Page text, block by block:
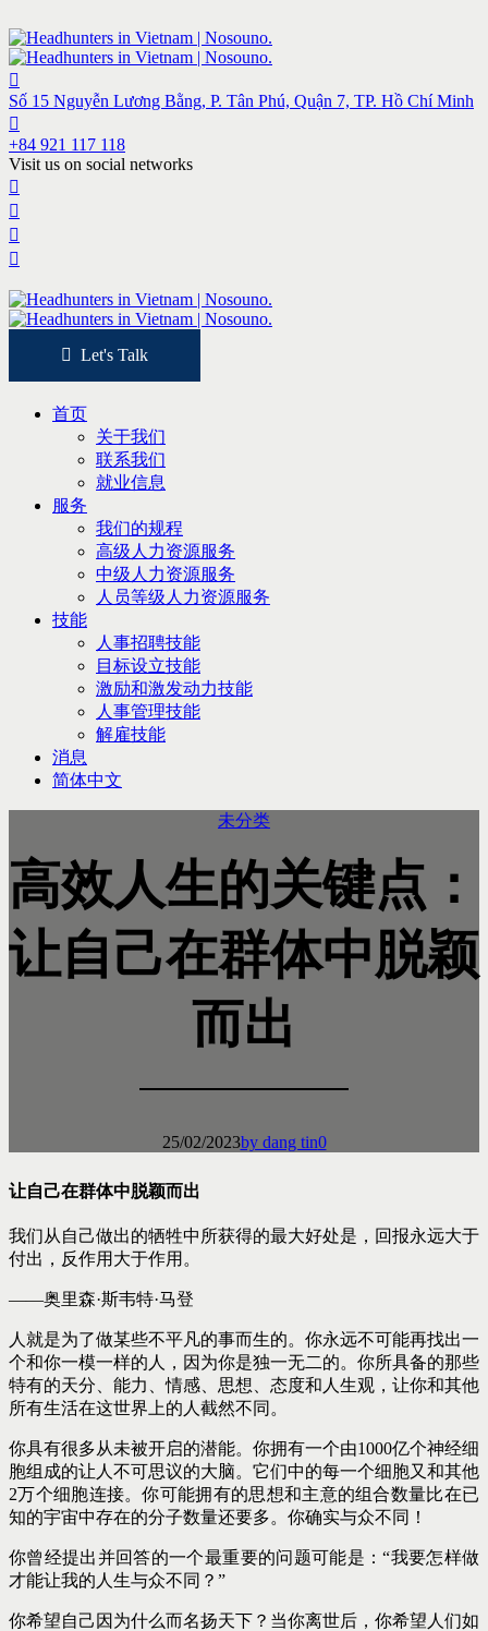
Số 15 Nguyễn Lương Bằng, P. Tân Phú, Quận 7, TP. Hồ Chí Minh
+84 921 117 118
Visit us on social networks
Let's Talk
首页
关于我们
联系我们
就业信息
服务
我们的规程
高级人力资源服务
中级人力资源服务
人员等级人力资源服务
技能
人事招聘技能
目标设立技能
激励和激发动力技能
人事管理技能
解雇技能
消息
简体中文
未分类
高效人生的关键点：
让自己在群体中脱颖
而出
25/02/2023by dang tin0
让自己在群体中脱颖而出
我们从自己做出的牺牲中所获得的最大好处是，回报永远大于
付出，反作用大于作用。
——奥里森·斯韦特·马登
人就是为了做某些不平凡的事而生的。你永远不可能再找出一
个和你一模一样的人，因为你是独一无二的。你所具备的那些
特有的天分、能力、情感、思想、态度和人生观，让你和其他
所有生活在这世界上的人截然不同。
你具有很多从未被开启的潜能。你拥有一个由1000亿个神经细
胞组成的让人不可思议的大脑。它们中的每一个细胞又和其他
2万个细胞连接。你可能拥有的思想和主意的组合数量比在已
知的宇宙中存在的分子数量还要多。你确实与众不同！
你曾经提出并回答的一个最重要的问题可能是：“我要怎样做
才能让我的人生与众不同？”
你希望自己因为什么而名扬天下？当你离世后，你希望人们如